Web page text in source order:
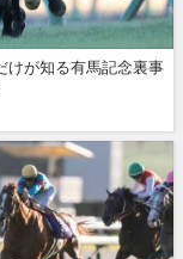
けが知る有馬記念裏事